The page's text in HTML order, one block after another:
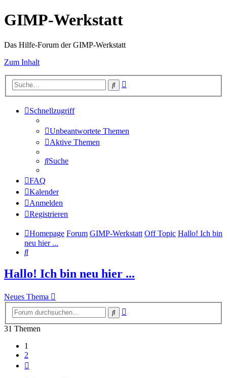
GIMP-Werkstatt
Das Hilfe-Forum der GIMP-Werkstatt
Zum Inhalt
Suche
Schnellzugriff
Unbeantwortete Themen
Aktive Themen
Suche
FAQ
Kalender
Anmelden
Registrieren
Homepage Forum GIMP-Werkstatt Off Topic Hallo! Ich bin
neu hier ...
Suche
Hallo! Ich bin neu hier ...
Neues Thema
Suche
31 Themen
1
2